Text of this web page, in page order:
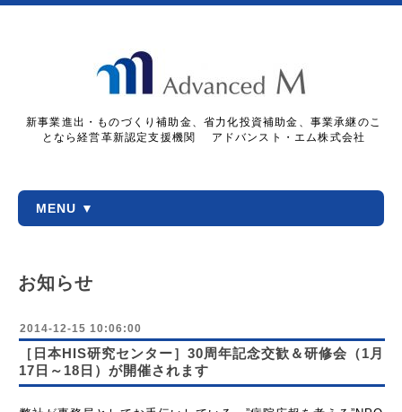
新事業進出・ものづくり補助金、省力化投資補助金、事業承継のこ
となら経営革新認定支援機関 アドバンスト・エム株式会社
MENU ▼
お知らせ
2014-12-15 10:06:00
［日本HIS研究センター］30周年記念交歓＆研修会（1月
17日～18日）が開催されます